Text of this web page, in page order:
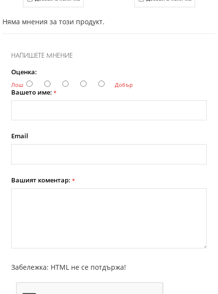
Няма мнения за този продукт.
НАПИШЕТЕ МНЕНИЕ
Оценка:
Лош Добър
Вашето име: *
Email
Вашият коментар: *
Забележка: HTML не се потдържа!